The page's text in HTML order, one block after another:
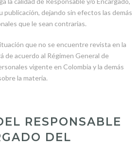
publicación, dejando sin efectos las demás
que le sean contrarias.
que no se encuentre revista en la
de acuerdo al Régimen General de
vigente en Colombia y la demás
la materia.
RESPONSABLE
DEL